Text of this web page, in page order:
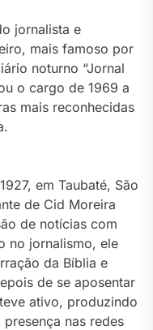
jornalista e
mais famoso por
noturno “Jornal
o cargo de 1969 a
mais reconhecidas
em Taubaté, São
de Cid Moreira
de notícias com
no jornalismo, ele
da Bíblia e
de se aposentar
ativo, produzindo
nas redes